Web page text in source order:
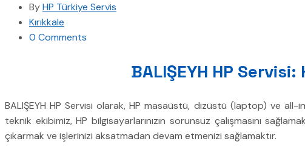
ByHP Türkiye Servis
Kırıkkale
0 Comments
BALIŞEYH HP
BALIŞEYH HP Servisi olarak, HP masaüstü, dizüstü (laptop) ve all-
teknik ekibimiz, HP bilgisayarlarınızın sorunsuz çalışmasını
çıkarmak ve işlerinizi aksatmadan devam etmenizi sağlamaktır.